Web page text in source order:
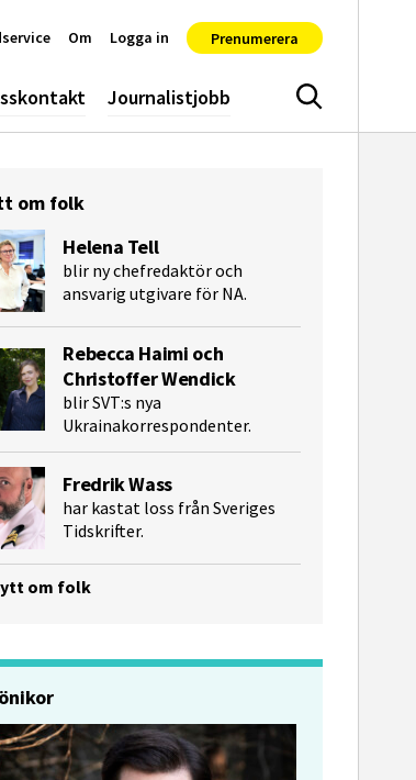
Journalistjobb Sök
Om Logga in Prenumerera
om folk
Helena Tell
blir ny chefredaktör och
ansvarig utgivare för NA.
Rebecca Haimi och
Christoffer Wendick
blir SVT:s nya
Ukrainakorrespondenter.
Fredrik Wass
har kastat loss från Sveriges
Tidskrifter.
om folk